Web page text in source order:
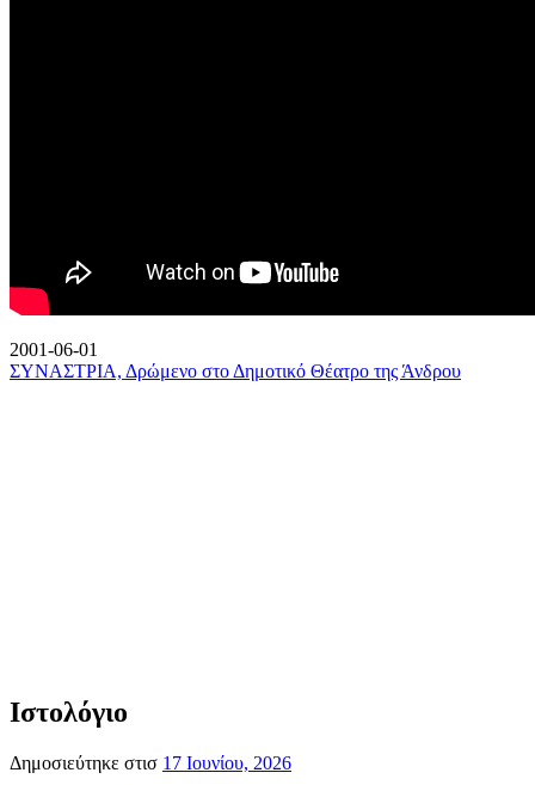
2001-06-01
ΣΥΝΑΣΤΡΙΑ, Δρώμενο στο Δημοτικό Θέατρο της Άνδρου
Ιστολόγιο
Δημοσιεύτηκε στισ 17 Ιουνίου, 2026